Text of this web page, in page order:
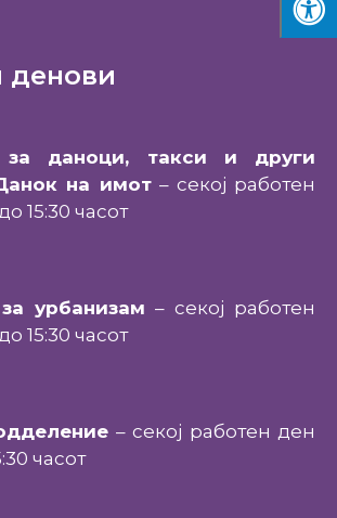
за даноци, такси и други
на имот– секој работен
15:30 часот
урбанизам – секој работен
15:30 часот
– секој работен ден
часот